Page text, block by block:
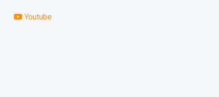
Youtube